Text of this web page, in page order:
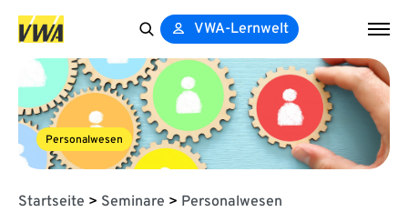
for:
VWA-Lernwelt
Personalwesen
Startseite > Seminare > Personalwesen